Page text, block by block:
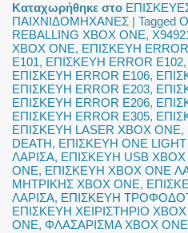
Καταχωρήθηκε στο
ΠΑΙΧΝΙΔΟΜΗΧΑΝΕΣ |Tagged
REBALLING XBOX ONE,
XBOX ONE, ΕΠΙΣΚΕΥΗ
E101, ΕΠΙΣΚΕΥΗ ERROR E102,
ΕΠΙΣΚΕΥΗ ERROR E106,
ΕΠΙΣΚΕΥΗ ERROR E203,
ΕΠΙΣΚΕΥΗ ERROR E206,
ΕΠΙΣΚΕΥΗ ERROR E305,
ΕΠΙΣΚΕΥΗ LASER XBOX ONE,
DEATH, ΕΠΙΣΚΕΥΗ ONE LIGHT
ΛΑΡΙΣΑ, ΕΠΙΣΚΕΥΗ USB XBOX
ONE, ΕΠΙΣΚΕΥΗ XBOX ONE
ΜΗΤΡΙΚΗΣ XBOX ONE,
ΛΑΡΙΣΑ, ΕΠΙΣΚΕΥΗ
ΕΠΙΣΚΕΥΗ ΧΕΙΡΙΣΤΗΡΙΟ XBOX
ONE,ΦΛΑΣΑΡΙΣΜΑ XBOX ONE